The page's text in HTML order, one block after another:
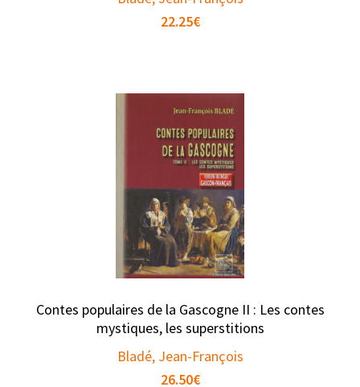
22.25€
Contes populaires de la Gascogne II : Les contes
mystiques, les superstitions
Bladé, Jean-François
26.50€